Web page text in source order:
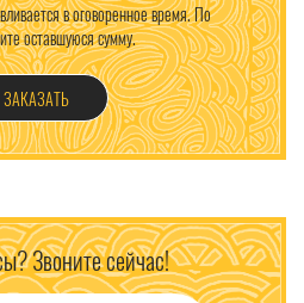
в оговоренное время. По
оставшуюся сумму.
ЗАКАЗАТЬ
Звоните сейчас!